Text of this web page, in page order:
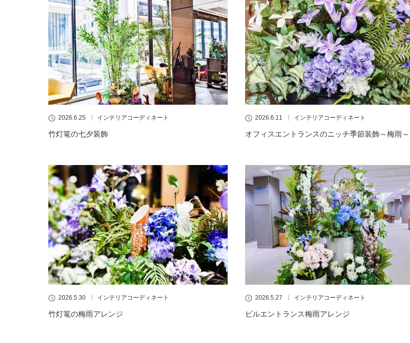
2026.6.25 インテリアコーディネート
竹灯篭の七夕装飾
2026.6.11 インテリアコーディネート
オフィスエントランスのニッチ季節装飾～梅雨～
2026.5.30 インテリアコーディネート
竹灯篭の梅雨アレンジ
2026.5.27 インテリアコーディネート
ビルエントランス梅雨アレンジ